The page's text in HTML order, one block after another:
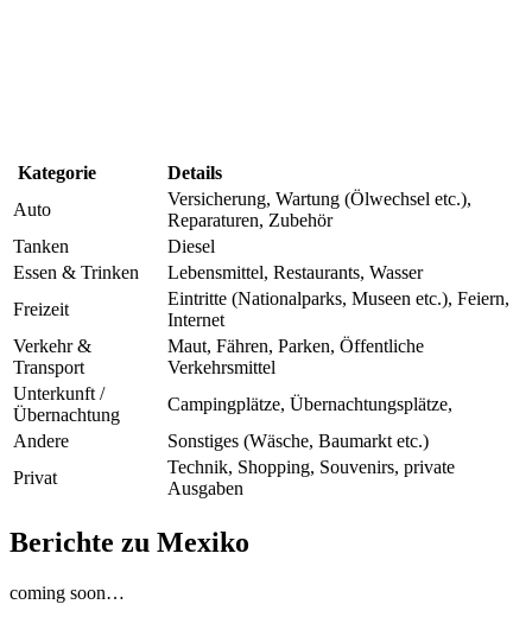
Kategorie
Details
Auto
Versicherung, Wartung (Ölwechsel etc.),
Reparaturen, Zubehör
Tanken
Diesel
Essen & Trinken
Lebensmittel, Restaurants, Wasser
Freizeit
Eintritte (Nationalparks, Museen etc.), Feiern,
Internet
Verkehr &
Transport
Maut, Fähren, Parken, Öffentliche
Verkehrsmittel
Unterkunft /
Übernachtung
Campingplätze, Übernachtungsplätze,
Andere
Sonstiges (Wäsche, Baumarkt etc.)
Privat
Technik, Shopping, Souvenirs, private
Ausgaben
Berichte zu Mexiko
coming soon…